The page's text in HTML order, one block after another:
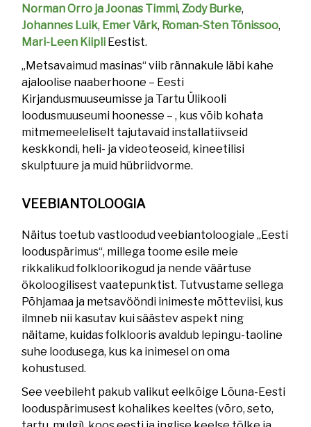
Norman Orro ja Joonas Timmi,Zody Burke,
Johannes Luik, Emer Värk, Roman-Sten Tõnissoo,
Mari-Leen Kiipli Eestist.
„Metsavaimud masinas“ viib rännakule läbi kahe
ajaloolise naaberhoone – Eesti
Kirjandusmuuseumisse ja Tartu Ülikooli
loodusmuuseumi hoonesse – , kus võib kohata
mitmemeeleliselt tajutavaid installatiivseid
keskkondi, heli- ja videoteoseid, kineetilisi
skulptuure ja muid hübriidvorme.
VEEBIANTOLOOGIA
Näitus toetub vastloodud veebiantoloogiale „Eesti
looduspärimus“, millega toome esile meie
rikkalikud folkloorikogud ja nende väärtuse
ökoloogilisest vaatepunktist. Tutvustame sellega
Põhjamaa ja metsavööndi inimeste mõtteviisi, kus
ilmneb nii kasutav kui säästev aspekt ning
näitame, kuidas folklooris avaldub lepingu-taoline
suhe loodusega, kus ka inimesel on oma
kohustused.
See veebileht pakub valikut eelkõige Lõuna-Eesti
looduspärimusest kohalikes keeltes (võro, seto,